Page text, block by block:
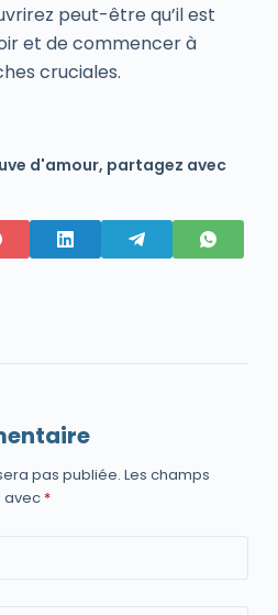
peut-être qu’il est
et de commencer à
cruciales.
d'amour, partagez avec
pas publiée. Les champs
avec *